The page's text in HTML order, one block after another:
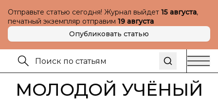
Отправьте статью сегодня! Журнал выйдет 15 августа,
печатный экземпляр отправим 19 августа
Опубликовать статью
МОЛОДОЙ УЧЁНЫЙ